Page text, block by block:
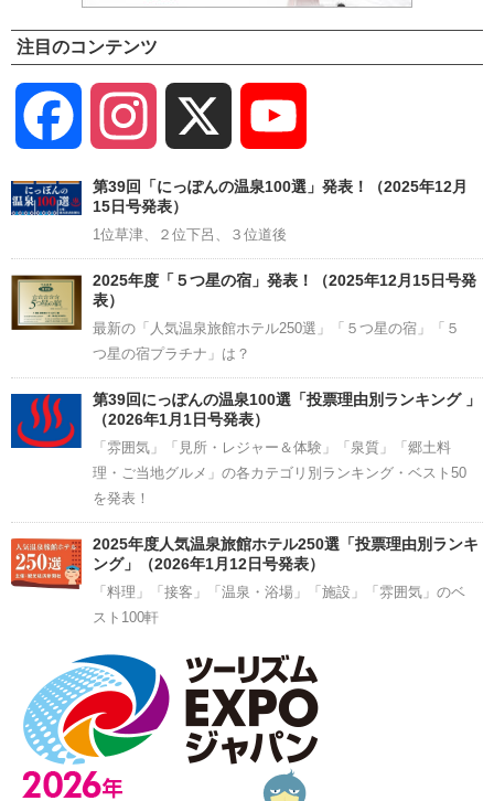
注目のコンテンツ
Facebook Instagram
Channel
第39回「にっぽんの温泉100選」発表！（2025年12月
15日号発表）
1位草津、２位下呂、３位道後
2025年度「５つ星の宿」発表！（2025年12月15日号発
表）
最新の「人気温泉旅館ホテル250選」「５つ星の宿」「５
つ星の宿プラチナ」は？
第39回にっぽんの温泉100選「投票理由別ランキング 」
（2026年1月1日号発表）
「雰囲気」「見所・レジャー＆体験」「泉質」「郷土料
理・ご当地グルメ」の各カテゴリ別ランキング・ベスト50
を発表！
2025年度人気温泉旅館ホテル250選「投票理由別ランキ
ング」（2026年1月12日号発表）
「料理」「接客」「温泉・浴場」「施設」「雰囲気」のベ
スト100軒